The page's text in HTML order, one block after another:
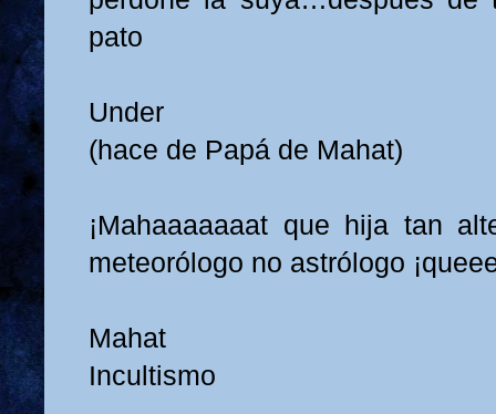
pato
Under
(hace de Papá de Mahat)
¡Mahaaaaaaat que hija tan
meteorólogo no astrólogo
Mahat
Incultismo